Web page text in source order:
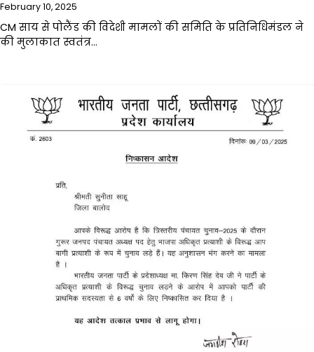
February 10, 2025
CM साय से पोलैंड की विदेशी मामलों की समिति के प्रतिनिधिमंडल ने
की मुलाकात स्वतंत्र…